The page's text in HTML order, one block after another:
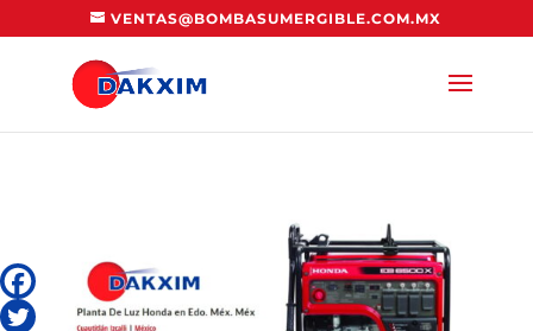
VENTAS@BOMBASUMERGIBLE.COM.MX